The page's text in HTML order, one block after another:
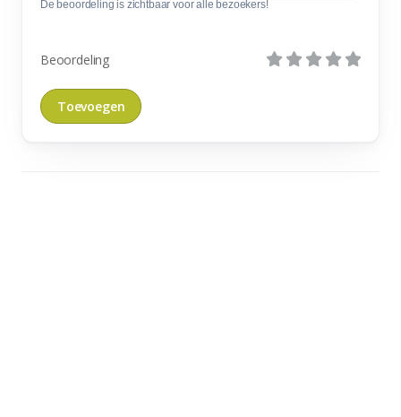
De beoordeling is zichtbaar voor alle bezoekers!
Beoordeling